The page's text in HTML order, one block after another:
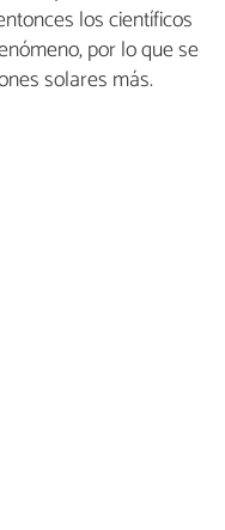
los científicos
por lo que se
solares más.